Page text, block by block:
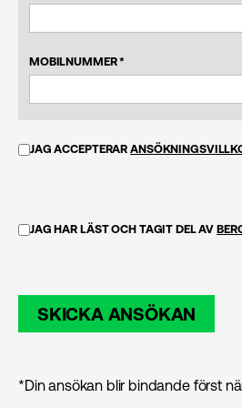
MOBILNUMMER *
JAG ACCEPTERAR
JAG HAR LÄST OCH TAGIT DEL AV
SKICKA ANSÖKAN
*Din ansökan blir bindande först